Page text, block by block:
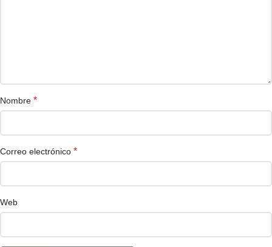
Nombre *
Correo electrónico *
Web